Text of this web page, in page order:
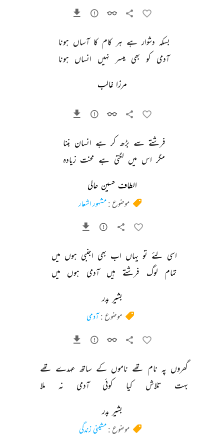
بسکہ دشوار ہے ہر کام کا آساں ہونا
آدمی کو بھی میسر نہیں انساں ہونا
مرزا غالب
فرشتے سے بڑھ کر ہے انسان بننا
مگر اس میں لگتی ہے محنت زیادہ
الطاف حسین حالی
موضوع :مشہور اشعار
اسی لئے تو یہاں اب بھی اجنبی ہوں میں
تمام
لوگ فرشتے ہیں آدمی ہوں میں
بشیر بدر
موضوع :آدمی
گھروں پہ نام تھے ناموں کے ساتھ عہدے تھے
بہت
تلاش کیا کوئی آدمی نہ ملا
بشیر بدر
موضوع : مشینی زندگی